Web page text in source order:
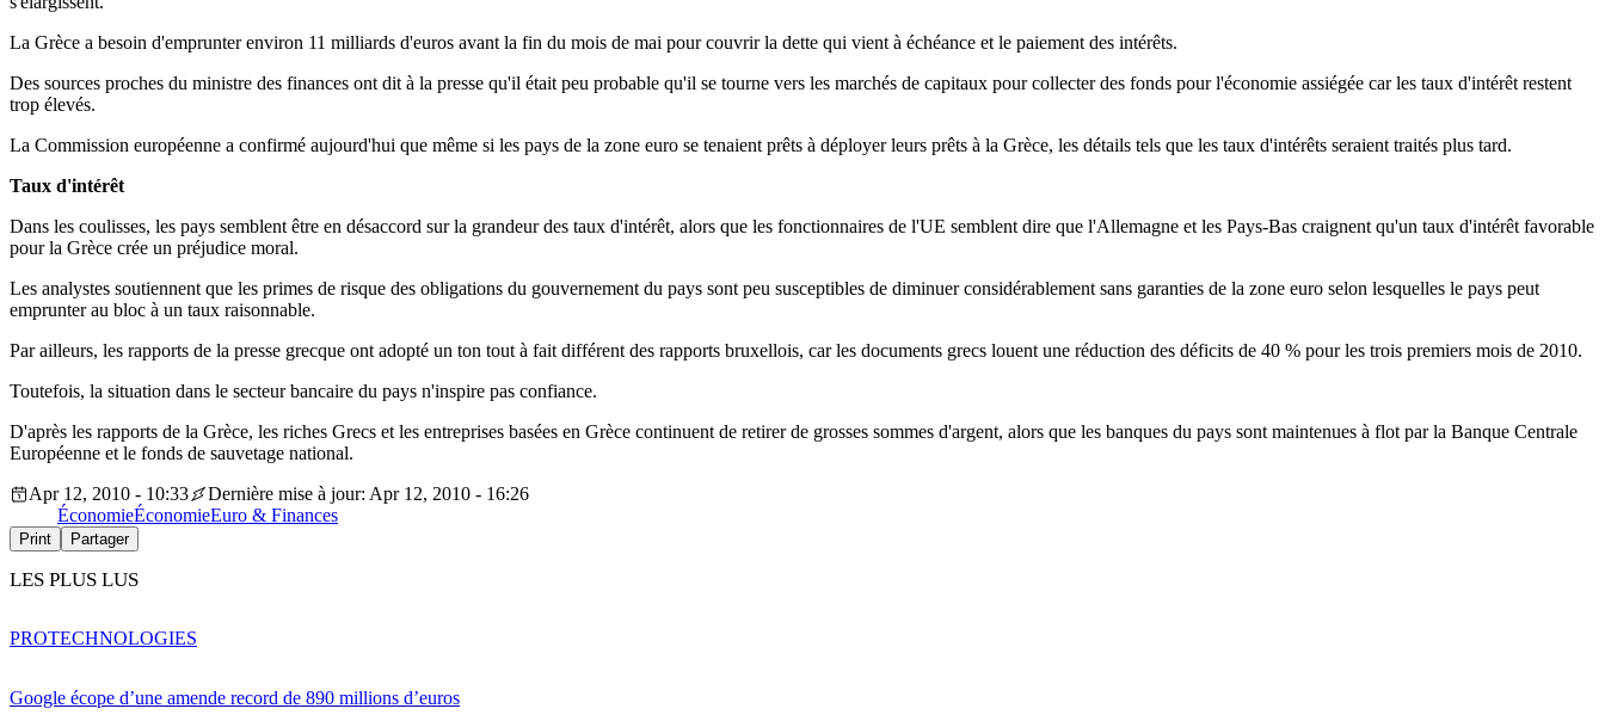
La Grèce a besoin d'emprunter environ 11 milliards d'euros avant la fin du mois de mai pour couvrir la dette qui vient à échéance et le paiement des intérêts.
Des sources proches du ministre des finances ont dit à la presse qu'il était peu probable qu'il se tourne vers les marchés de capitaux pour collecter des fonds pour l'économie assiégée car les taux d'intérêt restent
trop élevés.
La Commission européenne a confirmé aujourd'hui que même si les pays de la zone euro se tenaient prêts à déployer leurs prêts à la Grèce, les détails tels que les taux d'intérêts seraient traités plus tard.
Taux d'intérêt
Dans les coulisses, les pays semblent être en désaccord sur la grandeur des taux d'intérêt, alors que les fonctionnaires de l'UE semblent dire que l'Allemagne et les Pays-Bas craignent qu'un taux d'intérêt favorable
pour la Grèce crée un préjudice moral.
Les analystes soutiennent que les primes de risque des obligations du gouvernement du pays sont peu susceptibles de diminuer considérablement sans garanties de la zone euro selon lesquelles le pays peut
emprunter au bloc à un taux raisonnable.
Par ailleurs, les rapports de la presse grecque ont adopté un ton tout à fait différent des rapports bruxellois, car les documents grecs louent une réduction des déficits de 40 % pour les trois premiers mois de 2010.
Toutefois, la situation dans le secteur bancaire du pays n'inspire pas confiance.
D'après les rapports de la Grèce, les riches Grecs et les entreprises basées en Grèce continuent de retirer de grosses sommes d'argent, alors que les banques du pays sont maintenues à flot par la Banque Centrale
Européenne et le fonds de sauvetage national.
Apr 12, 2010 - 10:33
Dernière mise à jour: Apr 12, 2010 - 16:26
ÉconomieÉconomieEuro & Finances
Print Partager
LES PLUS LUS
Google écope d’une amende record de 890 millions d’euros
PROTECHNOLOGIES